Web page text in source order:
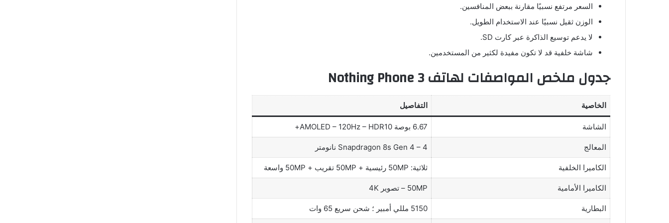
السعر مرتفع نسبيًا مقارنة ببعض المنافسين.
الوزن ثقيل نسبيًا عند الاستخدام الطويل.
لا يدعم توسيع الذاكرة عبر كارت SD.
شاشة خلفية قد لا تكون مفيدة لكثير من المستخدمين.
جدول ملخص المواصفات لهاتف Nothing Phone 3
الخاصية التفاصيل
الشاشة 6.67 بوصة AMOLED – 120Hz – HDR10+
المعالج Snapdragon 8s Gen 4 – 4 نانومتر
الكاميرا الخلفية ثلاثية: 50MP رئيسية + 50MP تقريب + 50MP واسعة
الكاميرا الأمامية 50MP – تصوير 4K
البطارية 5150 مللي أمبير ؛ شحن سريع 65 وات